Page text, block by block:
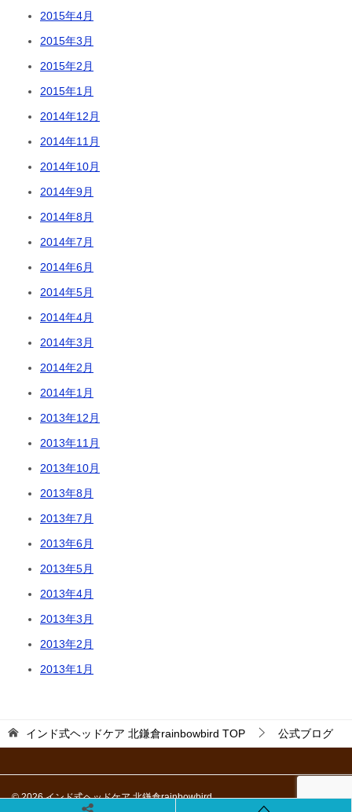
2015年4月
2015年3月
2015年2月
2015年1月
2014年12月
2014年11月
2014年10月
2014年9月
2014年8月
2014年7月
2014年6月
2014年5月
2014年4月
2014年3月
2014年2月
2014年1月
2013年12月
2013年11月
2013年10月
2013年8月
2013年7月
2013年6月
2013年5月
2013年4月
2013年3月
2013年2月
2013年1月
インド式ヘッドケア 北鎌倉rainbowbird TOP 公式ブログ
© 2026 インド式ヘッドケア 北鎌倉rainbowbird